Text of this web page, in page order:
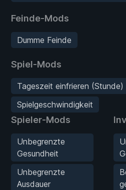
Feinde-Mods
Dumme Feinde
Spiel-Mods
Tageszeit einfrieren (Stunde)
Spielgeschwindigkeit
Spieler-Mods
Unbegrenzte
Gesundheit
Unbegrenzte
Ausdauer